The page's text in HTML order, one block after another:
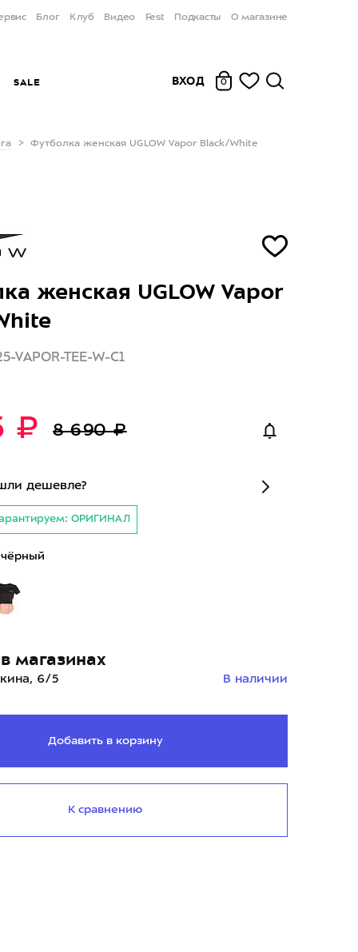
Блог Клуб Видео Fest Подкасты О магазине
SALE ВХОД 0
Футболка женская UGLOW Vapor Black/White
женская UGLOW Vapor
VAPOR-TEE-W-C1
₽ 8 690 ₽
дешевле?
ОРИГИНАЛ
магазинах
6/5 В наличии
Добавить в корзину
К сравнению